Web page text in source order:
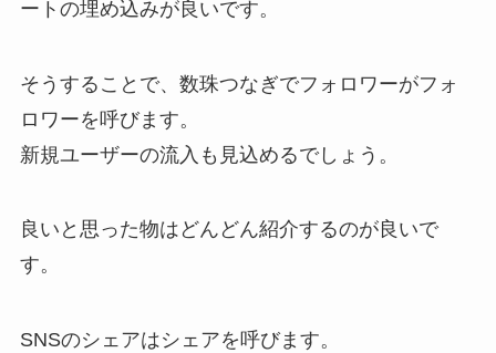
ートの埋め込みが良いです。
そうすることで、数珠つなぎでフォロワーがフォ
ロワーを呼びます。
新規ユーザーの流入も見込めるでしょう。
良いと思った物はどんどん紹介するのが良いで
す。
SNSのシェアはシェアを呼びます。